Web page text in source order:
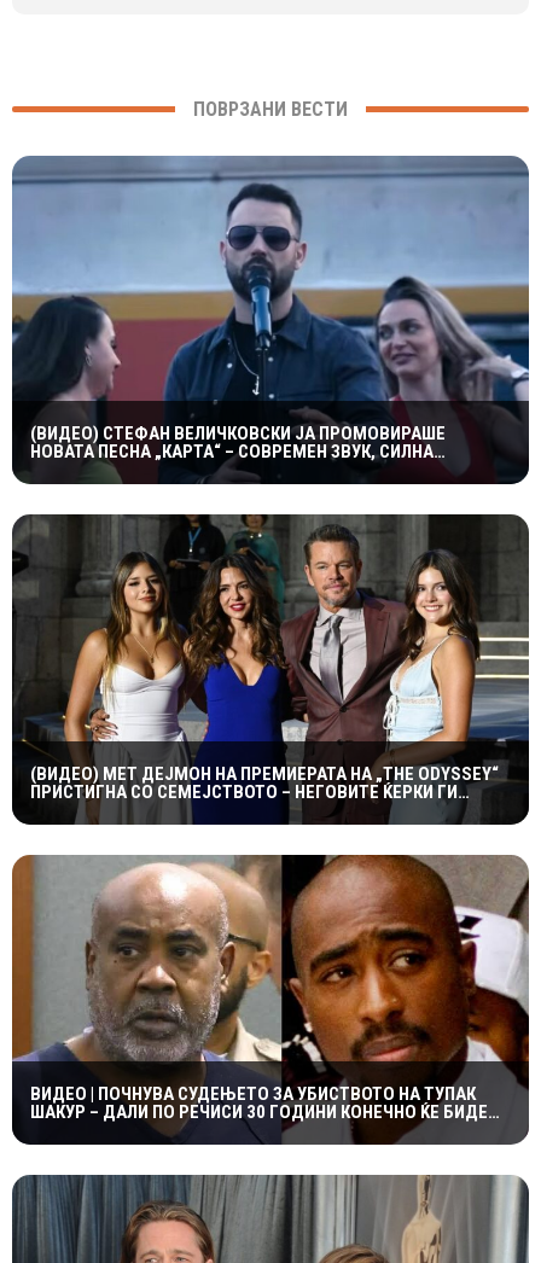
ПОВРЗАНИ ВЕСТИ
(ВИДЕО) СТЕФАН ВЕЛИЧКОВСКИ ЈА ПРОМОВИРАШЕ
НОВАТА ПЕСНА „КАРТА“ – СОВРЕМЕН ЗВУК, СИЛНА
ЕМОЦИЈА И ВПЕЧАТЛИВ ВИДЕОСПОТ
(ВИДЕО) МЕТ ДЕЈМОН НА ПРЕМИЕРАТА НА „THE ODYSSEY“
ПРИСТИГНА СО СЕМЕЈСТВОТО – НЕГОВИТЕ ЌЕРКИ ГИ
УКРАДОА СИТЕ ПОГЛЕДИ
ВИДЕО | ПОЧНУВА СУДЕЊЕТО ЗА УБИСТВОТО НА ТУПАК
ШАКУР – ДАЛИ ПО РЕЧИСИ 30 ГОДИНИ КОНЕЧНО ЌЕ БИДЕ
ОТКРИЕНА ВИСТИНАТА?